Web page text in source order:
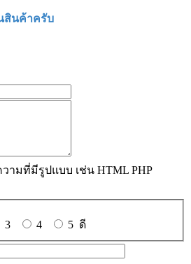
นค้าครับ
ามที่มีรูปแบบ เช่น HTML PHP
3 4 5 ดี